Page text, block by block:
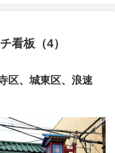
看板（4）
区、城東区、浪速